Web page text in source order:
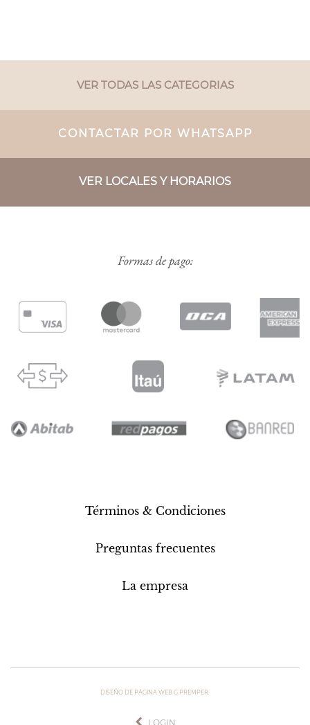
VER TODAS LAS CATEGORIAS
CONTACTAR POR WHATSAPP
VER LOCALES Y HORARIOS
Formas de pago:
Términos & Condiciones
Preguntas frecuentes
La empresa
DISEÑO DE PÁGINA WEB G.PREMPER.
LOGIN